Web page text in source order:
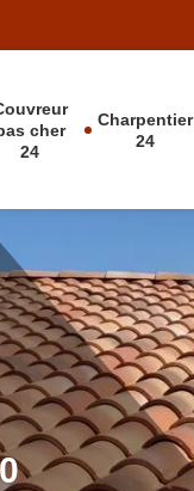
cher
24
Charpentier
24